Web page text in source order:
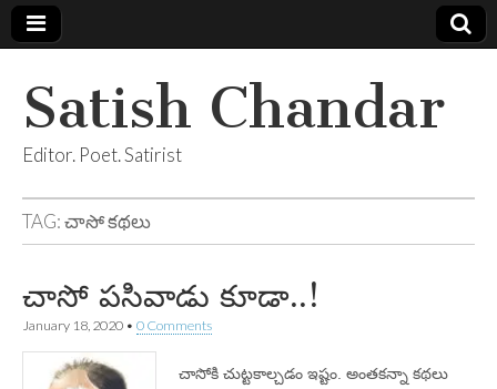
Satish Chandar
Editor. Poet. Satirist
TAG:చాసో కథలు
చాసో పసివాడు కూడా..!
January 18, 2020 • 0 Comments
చాసోకి చుట్టకాల్చడం ఇష్టం. అంతకన్నా కథలు